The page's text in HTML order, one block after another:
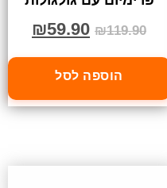
₪119.90
₪59.90
הוספה לסל